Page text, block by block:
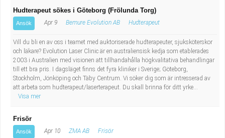
Hudterapeut sökes i Göteborg (Frölunda Torg)
Ansök Apr 9 Bemure Evolution AB Hudterapeut
Vill du bli en av oss i teamet med auktoriserade hudterapeuter, sjuksköterskor
och läkare? Evolution Laser Clinic är en australiensisk kedja som etablerades
2003 i Australien med visionen att tillhandahålla högkvalitativa behandlingar
till ett bra pris. I dagsläget finns det fyra kliniker i Sverige; Göteborg,
Stockholm, Jönköping och Täby Centrum. Vi söker dig som är intresserad av
att arbeta som hudterapeut/laserterapeut. Du skall brinna för ditt yrke...
Visa mer
Frisör
Ansök Apr 10 ZMA AB Frisör